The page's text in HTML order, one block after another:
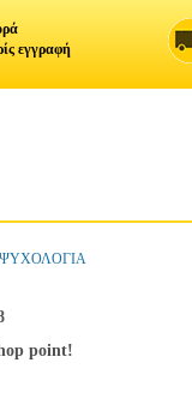
εγγραφή
ΨΥΧΟΛΟΓΙΑ
point!